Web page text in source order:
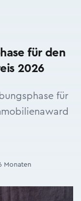
für den
2026
für
Monaten